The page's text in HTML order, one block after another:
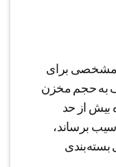
مشخصی برای
به حجم مخزن
بیش از حد
برساند،
بسته‌بندی